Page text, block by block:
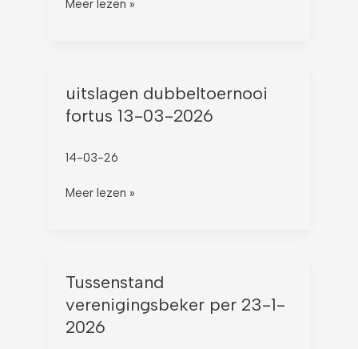
Meer lezen »
uitslagen dubbeltoernooi
fortus 13-03-2026
14-03-26
uitslagen
dubbeltoernooi
fortus
03-
Meer lezen »
Tussenstand
verenigingsbeker per 23-1-
2026
Tussenstand
verenigingsbeker
per
23-